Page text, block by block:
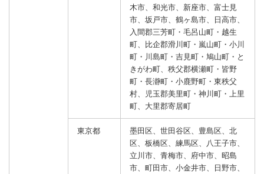
木市、和光市、新座市、富士見
市、坂戸市、鶴ヶ島市、日高市、
入間郡三芳町・毛呂山町・越生
町、比企郡滑川町・嵐山町・小川
町・川島町・吉見町・鳩山町・と
きがわ町、秩父郡横瀬町・皆野
町・長瀞町・小鹿野町・東秩父
村、児玉郡美里町・神川町・上里
町、大里郡寄居町
東京都
墨田区、世田谷区、豊島区、北
区、板橋区、練馬区、八王子市、
立川市、青梅市、府中市、昭島
市、町田市、小金井市、日野市、